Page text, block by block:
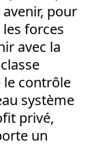
pour
forces
avec la
le contrôle
système
privé,
un